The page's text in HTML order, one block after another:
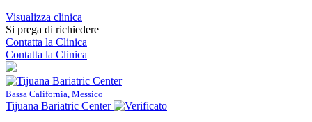
Visualizza clinica
Si prega di richiedere
Contatta la Clinica
Contatta la Clinica
Bassa California, Messico
Tijuana Bariatric Center